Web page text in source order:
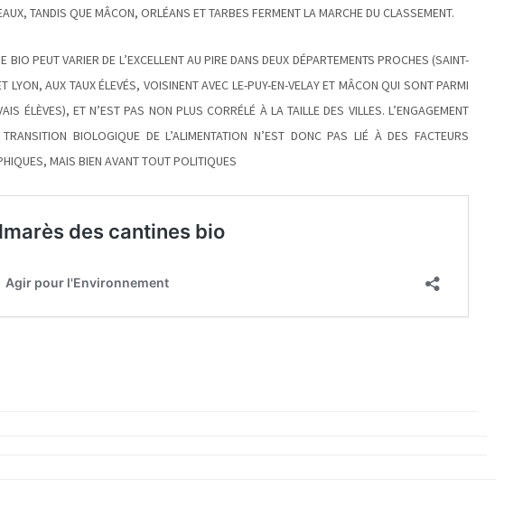
TANDIS QUE MÂCON, ORLÉANS ET TARBES FERMENT LA MARCHE DU CLASSEMENT.
BIO PEUT VARIER DE L’EXCELLENT AU PIRE DANS DEUX DÉPARTEMENTS PROCHES (SAINT-
LYON, AUX TAUX ÉLEVÉS, VOISINENT AVEC LE-PUY-EN-VELAY ET MÂCON QUI SONT PARMI
ÉLÈVES), ET N’EST PAS NON PLUS CORRÉLÉ À LA TAILLE DES VILLES. L’ENGAGEMENT
BIOLOGIQUE DE L’ALIMENTATION N’EST DONC PAS LIÉ À DES FACTEURS
MAIS BIEN AVANT TOUT POLITIQUES